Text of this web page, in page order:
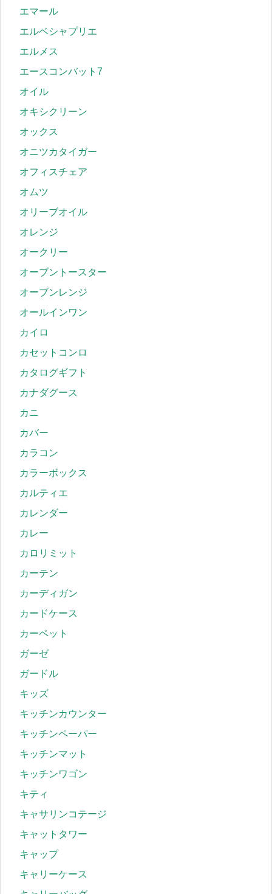
エマール
エルベシャプリエ
エルメス
エースコンバット7
オイル
オキシクリーン
オックス
オニツカタイガー
オフィスチェア
オムツ
オリーブオイル
オレンジ
オークリー
オーブントースター
オーブンレンジ
オールインワン
カイロ
カセットコンロ
カタログギフト
カナダグース
カニ
カバー
カラコン
カラーボックス
カルティエ
カレンダー
カレー
カロリミット
カーテン
カーディガン
カードケース
カーペット
ガーゼ
ガードル
キッズ
キッチンカウンター
キッチンペーパー
キッチンマット
キッチンワゴン
キティ
キャサリンコテージ
キャットタワー
キャップ
キャリーケース